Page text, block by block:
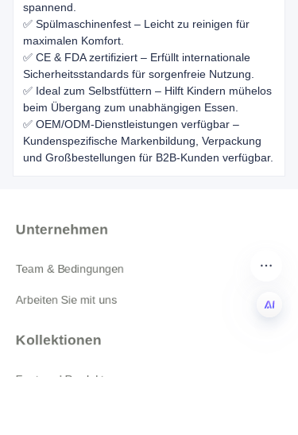
spannend.
✅ Spülmaschinenfest – Leicht zu reinigen für
maximalen Komfort.
✅ CE & FDA zertifiziert – Erfüllt internationale
Sicherheitsstandards für sorgenfreie Nutzung.
✅ Ideal zum Selbstfüttern – Hilft Kindern mühelos
beim Übergang zum unabhängigen Essen.
✅ OEM/ODM-Dienstleistungen verfügbar –
Kundenspezifische Markenbildung, Verpackung
und Großbestellungen für B2B-Kunden verfügbar.
Unternehmen
Team & Bedingungen
Arbeiten Sie mit uns
Kollektionen
Featured Produkte
DE